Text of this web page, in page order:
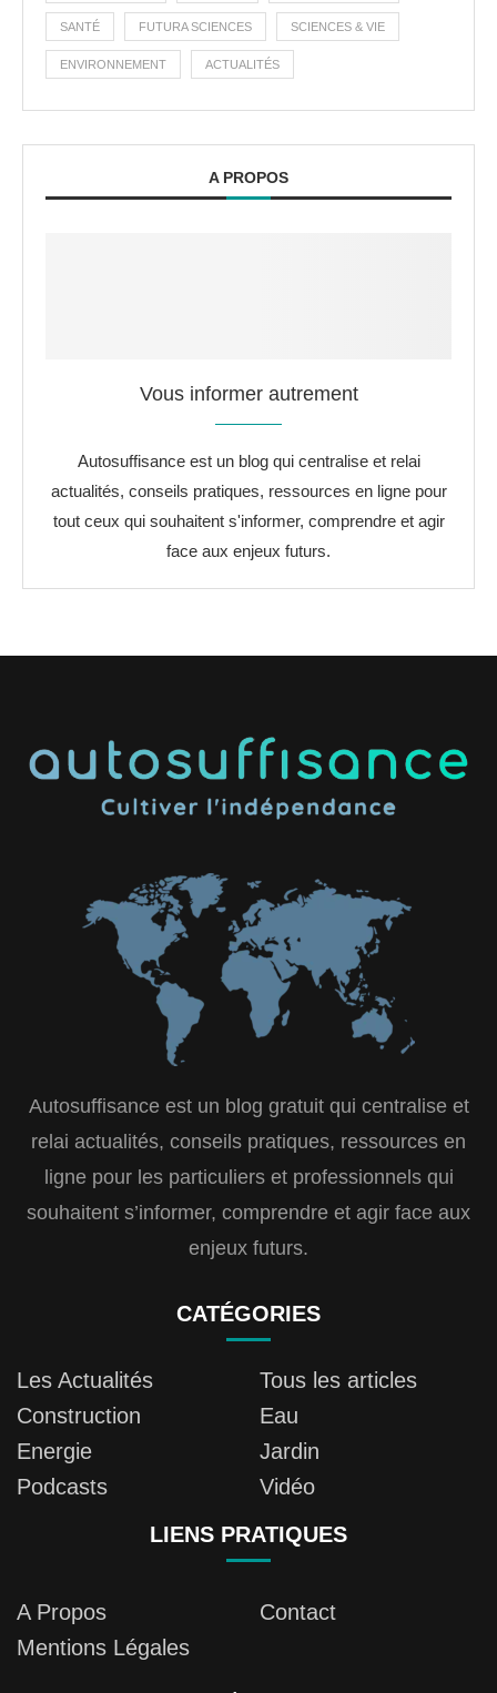
SANTÉ FUTURA SCIENCES SCIENCES & VIE
ENVIRONNEMENT ACTUALITÉS
A PROPOS
Vous informer autrement
Autosuffisance est un blog qui centralise et relai
actualités, conseils pratiques, ressources en ligne pour
tout ceux qui souhaitent s'informer, comprendre et agir
face aux enjeux futurs.
Autosuffisance est un blog gratuit qui centralise et
relai actualités, conseils pratiques, ressources en
ligne pour les particuliers et professionnels qui
souhaitent s’informer, comprendre et agir face aux
enjeux futurs.
CATÉGORIES
Les Actualités
Tous les articles
Construction
Eau
Energie
Jardin
Podcasts
Vidéo
LIENS PRATIQUES
A Propos
Contact
Mentions Légales